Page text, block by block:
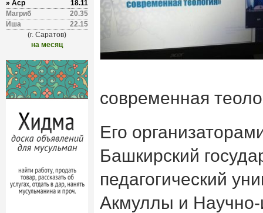
» Аср
18.11
Магриб
20.35
Иша
22.15
(г. Саратов)
на месяц
современная
Его
Башкирский
педагогический
Акмуллы и Научно-